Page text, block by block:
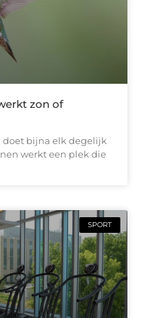
zon of
doet bijna elk degelijk
werkt een plek die
SPORT